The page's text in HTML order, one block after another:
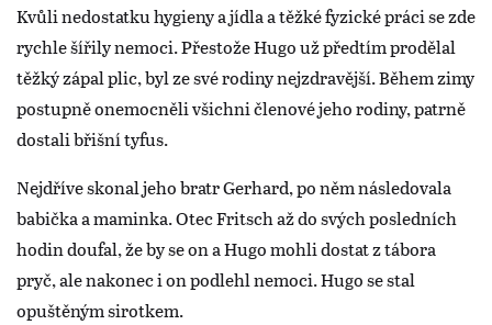
Kvůli nedostatku hygieny a jídla a těžké fyzické práci se zde
rychle šířily nemoci. Přestože Hugo už předtím prodělal
těžký zápal plic, byl ze své rodiny nejzdravější. Během zimy
postupně onemocněli všichni členové jeho rodiny, patrně
dostali břišní tyfus.
Nejdříve skonal jeho bratr Gerhard, po něm následovala
babička a maminka. Otec Fritsch až do svých posledních
hodin doufal, že by se on a Hugo mohli dostat z tábora
pryč, ale nakonec i on podlehl nemoci. Hugo se stal
opuštěným sirotkem.